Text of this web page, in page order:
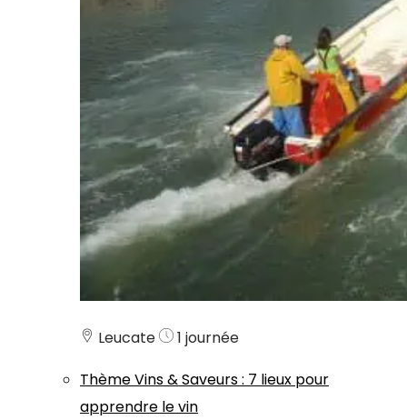
Leucate
1 journée
ThèmeVins & Saveurs: 7 lieux pour
apprendre le vin